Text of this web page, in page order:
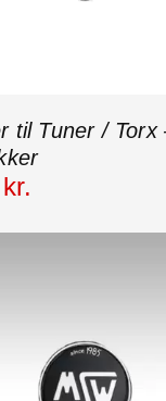
til Tuner / Torx
kr.